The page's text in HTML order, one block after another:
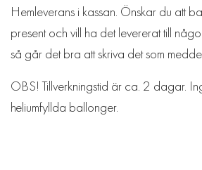
Hemleverans i kassan. Önskar du att
present och vill ha det levererat till
så går det bra att skriva det som
OBS! Tillverkningstid är ca. 2 dagar.
heliumfyllda ballonger.